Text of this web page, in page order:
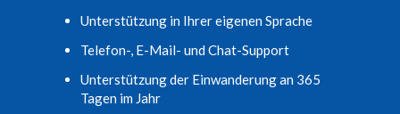
Unterstützung in Ihrer eigenen Sprache
Telefon-, E-Mail- und Chat-Support
Unterstützung der Einwanderung an 365
Tagen im Jahr